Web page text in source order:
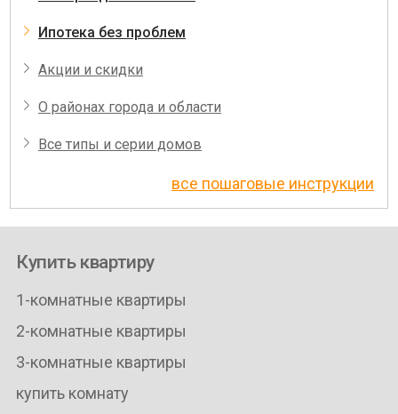
Ипотека без проблем
Акции и скидки
О районах города и области
Все типы и серии домов
все пошаговые инструкции
Купить квартиру
1-комнатные квартиры
2-комнатные квартиры
3-комнатные квартиры
купить комнату